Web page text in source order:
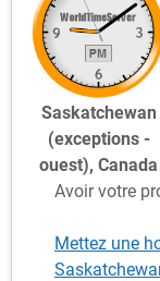
Saskatchewan
(exceptions -
ouest), Canada
Avoir votre
Mettez une